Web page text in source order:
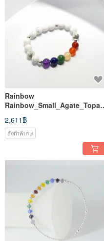
Rainbow
Rainbow_Small_Agate_Topaz
_Aventurine Stone_Tianhe
Stone Stone Free
2,611฿
สั่งทำพิเศษ